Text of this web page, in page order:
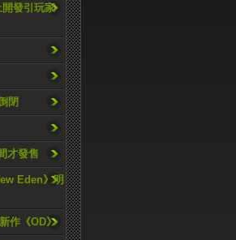
發引玩家
閉
才發售
Eden》明
作《OD》